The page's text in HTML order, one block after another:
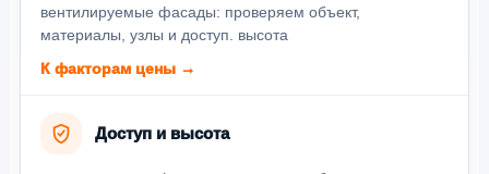
вентилируемые фасады: проверяем объект,
материалы, узлы и доступ. высота
К факторам цены →
Доступ и высота